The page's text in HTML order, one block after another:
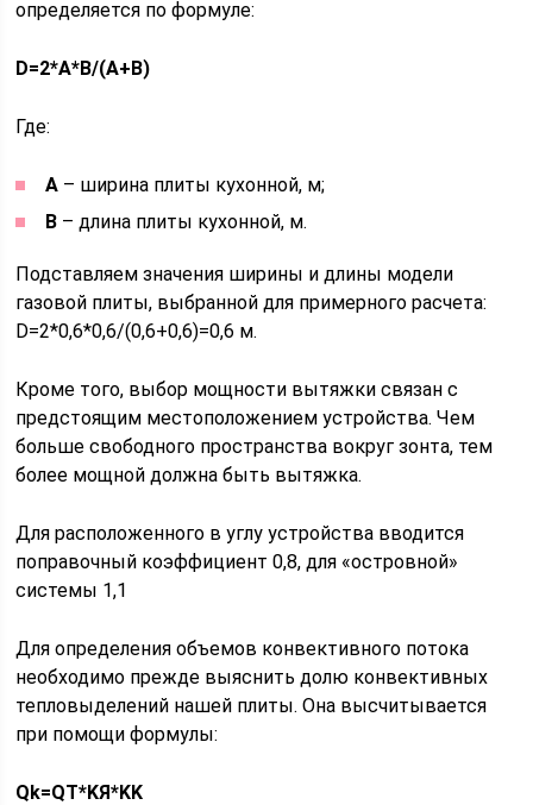
определяется по формуле:
D=2*A*B/(A+B)
Где:
A – ширина плиты кухонной, м;
B – длина плиты кухонной, м.
Подставляем значения ширины и длины модели
газовой плиты, выбранной для примерного расчета:
D=2*0,6*0,6/(0,6+0,6)=0,6 м.
Кроме того, выбор мощности вытяжки связан с
предстоящим местоположением устройства. Чем
больше свободного пространства вокруг зонта, тем
более мощной должна быть вытяжка.
Для расположенного в углу устройства вводится
поправочный коэффициент 0,8, для «островной»
системы 1,1
Для определения объемов конвективного потока
необходимо прежде выяснить долю конвективных
тепловыделений нашей плиты. Она высчитывается
при помощи формулы:
Qk=QT*KЯ*KK